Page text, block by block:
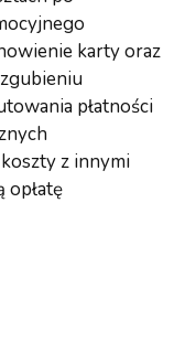
karty oraz
płatności
z innymi
opłatę